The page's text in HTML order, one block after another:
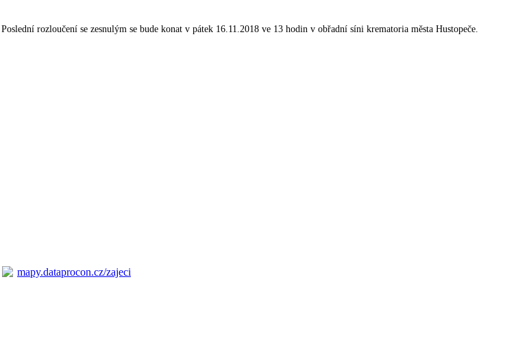
. Poslední rozloučení se zesnulým se bude konat v pátek 16.11.2018 ve 13 hodin v obřadní síni krematoria města Hustopeče.